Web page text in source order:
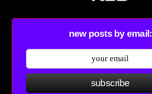
new posts by email:
subscribe